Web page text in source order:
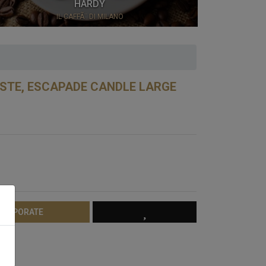
HARDY
IL CAFFÃ¨ DI MILANO
ESCAPADE CANDLE LARGE